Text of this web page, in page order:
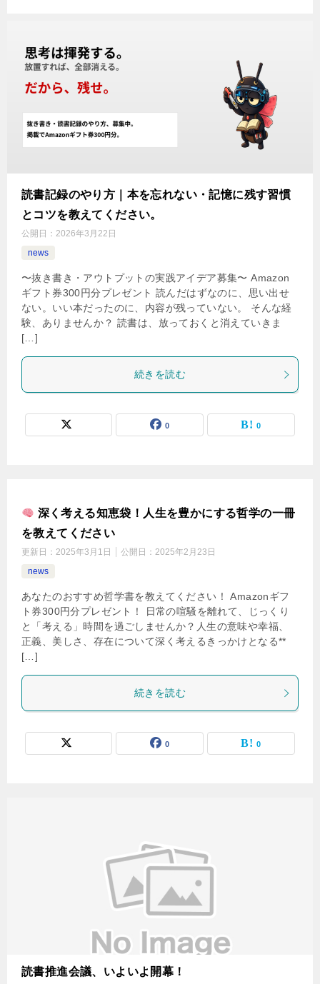
読書記録のやり方｜本を忘れない・記憶に残す習慣
とコツを教えてください。
公開日： 2026年3月22日
news
〜抜き書き・アウトプットの実践アイデア募集〜 Amazon
ギフト券300円分プレゼント 読んだはずなのに、思い出せ
ない。いい本だったのに、内容が残っていない。 そんな経
験、ありませんか？ 読書は、放っておくと消えていきま
[…]
続きを読む
0 0
深く考える知恵袋！人生を豊かにする哲学の一冊
を教えてください
更新日： 2025年3月1日 公開日： 2025年2月23日
news
あなたのおすすめ哲学書を教えてください！ Amazonギフ
ト券300円分プレゼント！ 日常の喧騒を離れて、じっくり
と「考える」時間を過ごしませんか？人生の意味や幸福、
正義、美しさ、存在について深く考えるきっかけとなる**
[…]
続きを読む
0 0
読書推進会議、いよいよ開幕！